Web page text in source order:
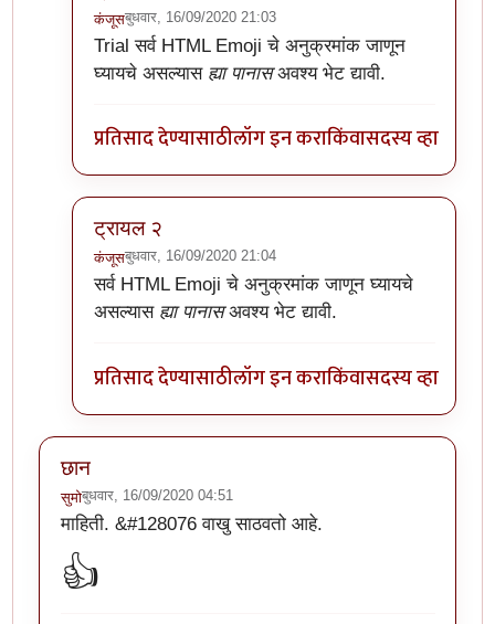
कंजूसबुधवार, 16/09/2020 21:03
In reply toअरेच्चा!by डॅनी ओशन
Trialसर्व HTML Emoji चे अनुक्रमांक जाणून
घ्यायचे असल्यास ह्या पानासअवश्य भेट द्यावी.
प्रतिसाद देण्यासाठीलॉग इन कराकिंवासदस्य व्हा
ट्रायल २
कंजूसबुधवार, 16/09/2020 21:04
In reply toअरेच्चा!byडॅनी ओशन
सर्व HTML Emoji चे अनुक्रमांक जाणून घ्यायचे
असल्यास ह्या पानासअवश्य भेट द्यावी.
प्रतिसाद देण्यासाठीलॉग इन कराकिंवासदस्य व्हा
छान
सुमोबुधवार, 16/09/2020 04:51
माहिती. &#128076 वाखु साठवतो आहे.
👍